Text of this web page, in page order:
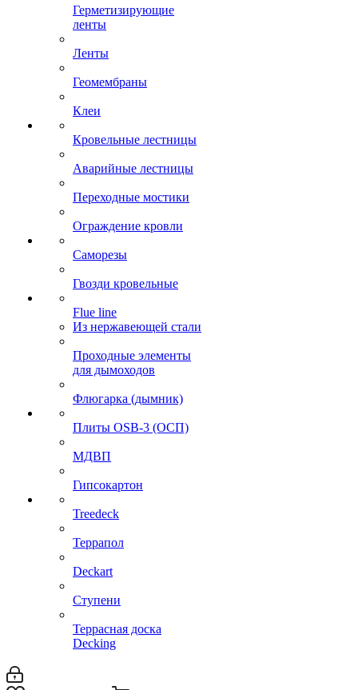
Герметизирующие
ленты
Ленты
Геомембраны
Клеи
Кровельные лестницы
Аварийные лестницы
Переходные мостики
Ограждение кровли
Саморезы
Гвозди кровельные
Flue line
Из нержавеющей стали
Проходные элементы
для дымоходов
Флюгарка (дымник)
Плиты OSB-3 (ОСП)
МДВП
Гипсокартон
Treedeck
Террапол
Deckart
Ступени
Террасная доска
Decking